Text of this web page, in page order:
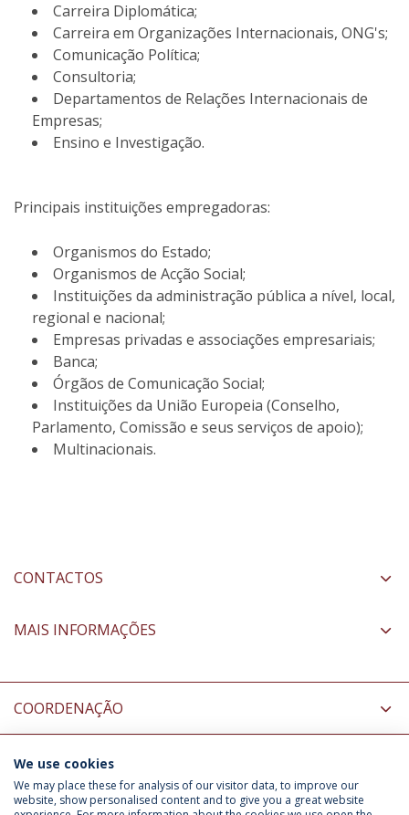
Carreira Diplomática;
Carreira em Organizações Internacionais, ONG's;
Comunicação Política;
Consultoria;
Departamentos de Relações Internacionais de
Empresas;
Ensino e Investigação.
Principais instituições empregadoras:
Organismos do Estado;
Organismos de Acção Social;
Instituições da administração pública a nível, local,
regional e nacional;
Empresas privadas e associações empresariais;
Banca;
Órgãos de Comunicação Social;
Instituições da União Europeia (Conselho,
Parlamento, Comissão e seus serviços de apoio);
Multinacionais.
CONTACTOS
MAIS INFORMAÇÕES
COORDENAÇÃO
INFORMAÇÃO PARA
We use cookies
We may place these for analysis of our visitor data, to improve our
website, show personalised content and to give you a great website